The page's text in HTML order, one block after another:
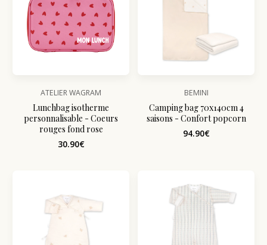
ATELIER WAGRAM
Lunchbag isotherme
personnalisable - Coeurs
rouges fond rose
30.90€
BEMINI
Camping bag 70x140cm 4
saisons - Confort popcorn
94.90€